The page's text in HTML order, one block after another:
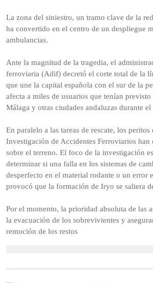
La zona del siniestro, un tramo clave de la
ha convertido en el centro de un despliegue
ambulancias.
Ante la magnitud de la tragedia, el
ferroviaria (Adif) decretó el corte total de la
que une la capital española con el sur de la
afecta a miles de usuarios que tenían
Málaga y otras ciudades andaluzas durante
En paralelo a las tareas de rescate, los
Investigación de Accidentes Ferroviarios han
sobre el terreno. El foco de la investigación
determinar si una falla en los sistemas de
desperfecto en el material rodante o un error
provocó que la formación de Iryo se saliera
Por el momento, la prioridad absoluta de las
la evacuación de los sobrevivientes y
remoción de los restos